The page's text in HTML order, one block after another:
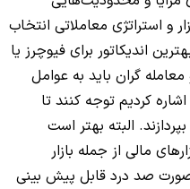
و استراتژی معاملاتی انتخاب
اندیکاتور برای فیوچرز یا
معامله گران باید به عوامل
کردیم توجه کنند تا
البته بهتر است
مالی از جمله بازار
صورت صد درد قابل پیش بینی